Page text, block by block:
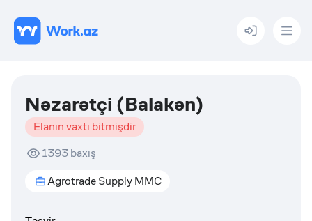
Menu
Nəzarətçi (Balakən)
Elanın vaxtı bitmişdir
1393baxış
Agrotrade Supply MMC